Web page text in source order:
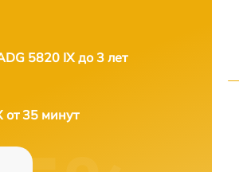
5820 IX до 3 лет
35 минут